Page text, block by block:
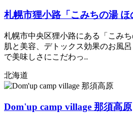
札幌市狸小路「こみちの湯 ほ
札幌市中央区狸小路にある「こみ
肌と美容、デトックス効果のお風
で美味しさにこだわっ..
北海道
Dom'up camp village 那須高原​